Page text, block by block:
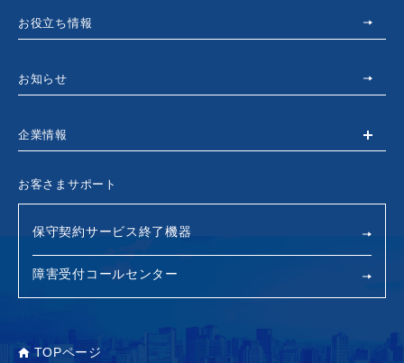
お役立ち情報
お知らせ
企業情報
お客さまサポート
保守契約サービス終了機器
障害受付コールセンター
TOPページ